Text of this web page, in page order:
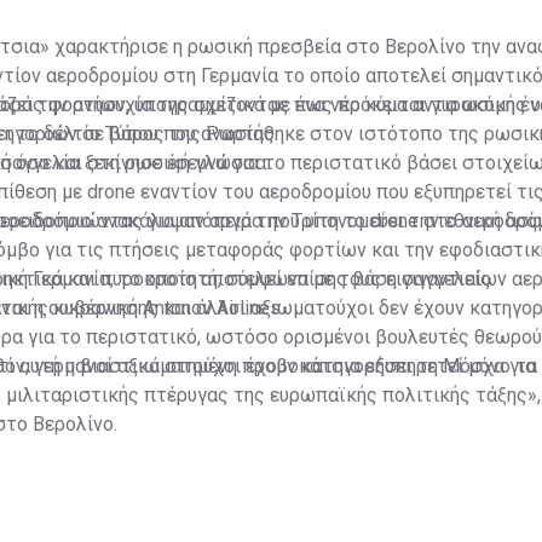
χαρακτήρισε η ρωσική πρεσβεία στο Βερολίνο την
αεροδρομίου στη Γερμανία το οποίο αποτελεί
φορτίων, υπογραμμίζοντας πως πρόκειται για ακόμη
σε βάρος της Ρωσίας.
την ανησυχία της σχετικά με ένα νέο κύμα αντιρωσικής
το δελτίο Τύπου που αναρτήθηκε στον ιστότοπο της
όσο και στη ρωσική γλώσσα.
ξεκίνησε έρευνα για το περιστατικό βάσει
με drone εναντίον του αεροδρομίου που εξυπηρετεί
για απόπειρα που υπονομεύει την εθνική
ανακάλυψαν αργά την Τρίτη το drone στο
για τις πτήσεις μεταφοράς φορτίων και την
Γερμανία, το οποίο αποτελεί επίσης βάση γιγαντιαίων
η ουκρανική Antonov Airlines.
και πυροκροτητή, σύμφωνα με τους εισαγγελείς.
κυβέρνησης και άλλοι αξιωματούχοι δεν έχουν
για το περιστατικό, ωστόσο ορισμένοι βουλευτές
γερμανοί αξιωματούχοι έχουν κατηγορήσει τη Μόσχα για
αυτή η βιαστικά στημένη προβοκάτσια εξυπηρετεί μόνο
πτέρυγας της ευρωπαϊκής πολιτικής
Βερολίνο.